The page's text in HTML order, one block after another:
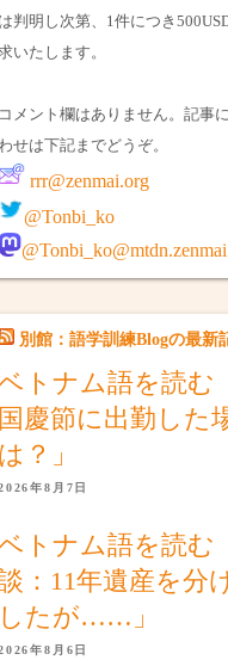
は判明し次第、1件につき
いたします。
コメント欄はありません。記事
せは下記までどうぞ。
rrr@zenmai.org
@Tonbi_ko
別館：語学訓練Blogの最新
トナム語を読む
国慶節に出勤した
は？」
年8月7日
トナム語を読む
：11年遺産を分
したが……」
年8月6日